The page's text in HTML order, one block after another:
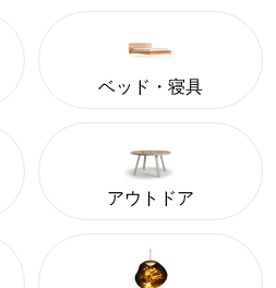
ベッド・寝具
アウトドア